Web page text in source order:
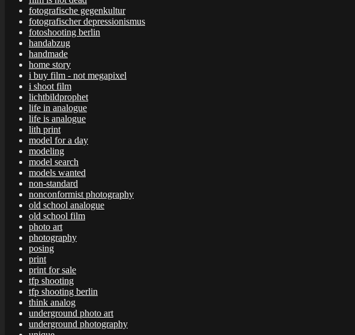
fotografische gegenkultur
fotografischer depressionismus
fotoshooting berlin
handabzug
handmade
home story
i buy film - not megapixel
i shoot film
lichtbildprophet
life in analogue
life is analogue
lith print
model for a day
modeling
model search
models wanted
non-standard
nonconformist photography
old school analogue
old school film
photo art
photography
posing
print
print for sale
tfp shooting
tfp shooting berlin
think analog
underground photo art
underground photography